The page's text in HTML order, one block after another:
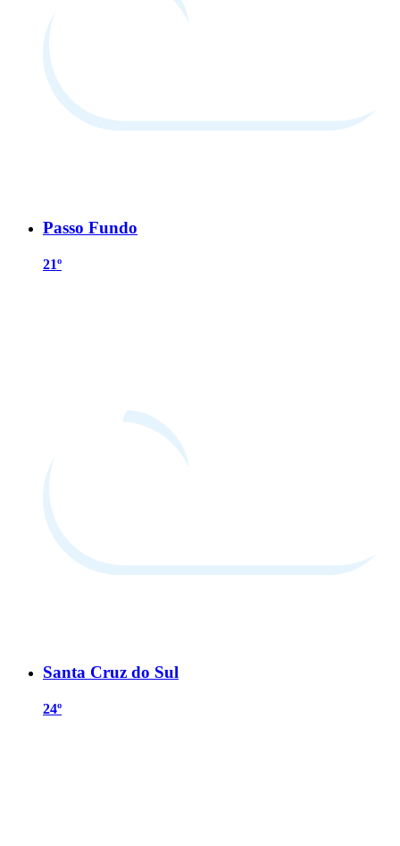
Passo Fundo
21º
Santa Cruz do Sul
24º